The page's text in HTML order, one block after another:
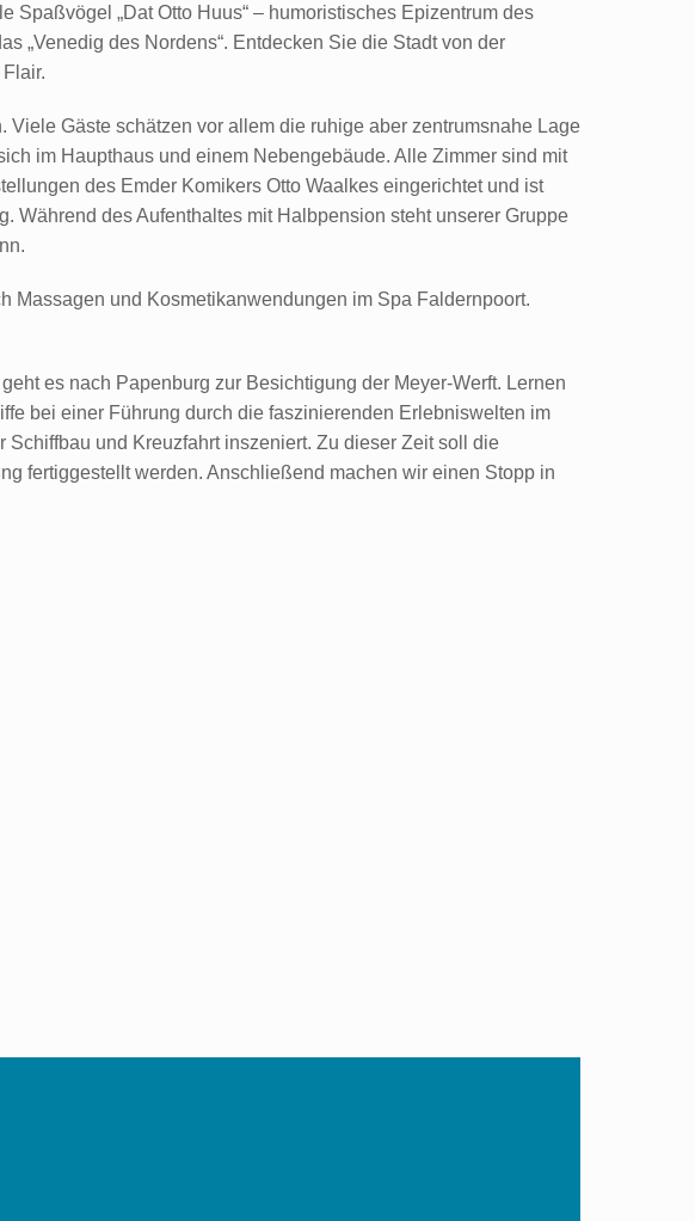
„Dat Otto Huus“ – humoristisches Epizentrum des
„Venedig des Nordens“. Entdecken Sie die Stadt von der
Gäste schätzen vor allem die ruhige aber zentrumsnahe Lage
im Haupthaus und einem Nebengebäude. Alle Zimmer sind mit
des Emder Komikers Otto Waalkes eingerichtet und ist
Während des Aufenthaltes mit Halbpension steht unserer Gruppe
Massagen und Kosmetikanwendungen im Spa Faldernpoort.
es nach Papenburg zur Besichtigung der Meyer-Werft. Lernen
bei einer Führung durch die faszinierenden Erlebniswelten im
und Kreuzfahrt inszeniert. Zu dieser Zeit soll die
fertiggestellt werden. Anschließend machen wir einen Stopp in